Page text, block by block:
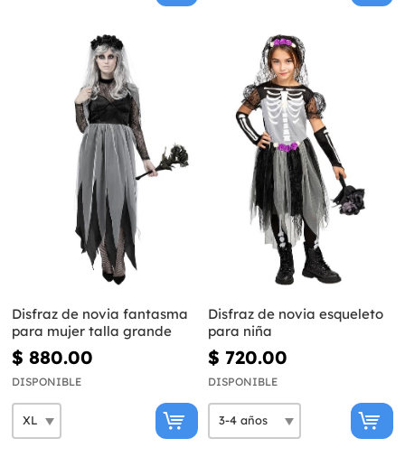
Disfraz de novia fantasma
para mujer talla grande
$ 880.00
DISPONIBLE
Disfraz de novia esqueleto
para niña
$ 720.00
DISPONIBLE